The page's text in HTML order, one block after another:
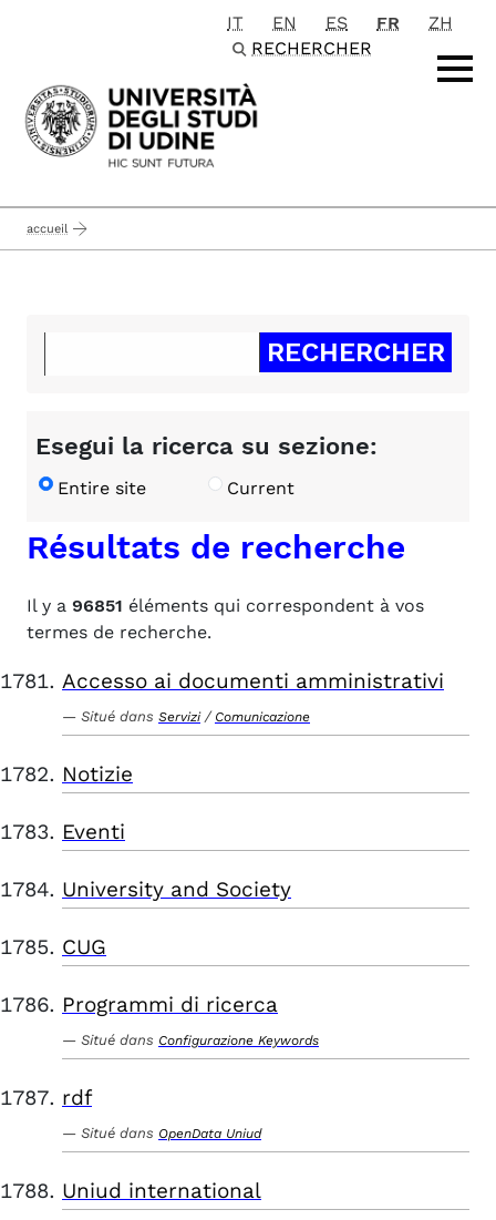
Passa al contenuto principale
IT EN ES FR
ZH
RECHERCHER
accueil
Esegui la ricerca su sezione:
Entire site Current
Résultats de recherche
Il y a 96851 éléments qui correspondent à vos
termes de recherche.
Accesso ai documenti amministrativi
Situé dans Servizi / Comunicazione
Notizie
Eventi
University and Society
CUG
Programmi di ricerca
Situé dans Configurazione Keywords
rdf
Situé dans OpenData Uniud
Uniud international